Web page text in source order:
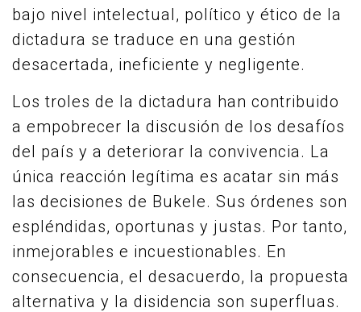
bajo nivel intelectual, político y ético de la
dictadura se traduce en una gestión
desacertada, ineficiente y negligente.
Los troles de la dictadura han contribuido
a empobrecer la discusión de los desafíos
del país y a deteriorar la convivencia. La
única reacción legítima es acatar sin más
las decisiones de Bukele. Sus órdenes son
espléndidas, oportunas y justas. Por tanto,
inmejorables e incuestionables. En
consecuencia, el desacuerdo, la propuesta
alternativa y la disidencia son superfluas.